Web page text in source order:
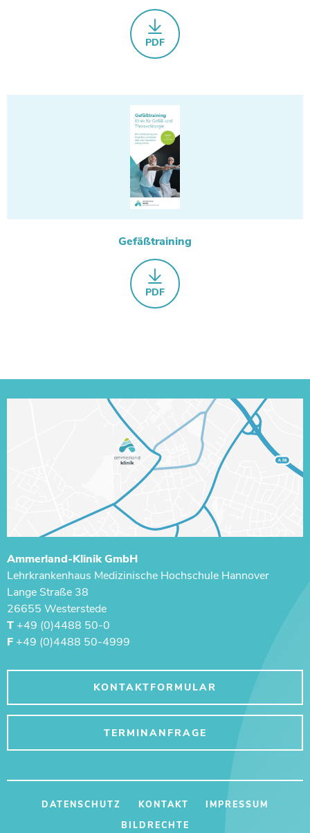
Gefäßtraining
Ammerland-Klinik GmbH
Lehrkrankenhaus ­Medizinische Hochschule Hannover
Lange Straße 38
26655 Westerstede
T +49 (0)4488 50-0
F +49 (0)4488 50-4999
KONTAKTFORMULAR
TERMINANFRAGE
DATENSCHUTZ KONTAKT
IMPRESSUM
BILDRECHTE